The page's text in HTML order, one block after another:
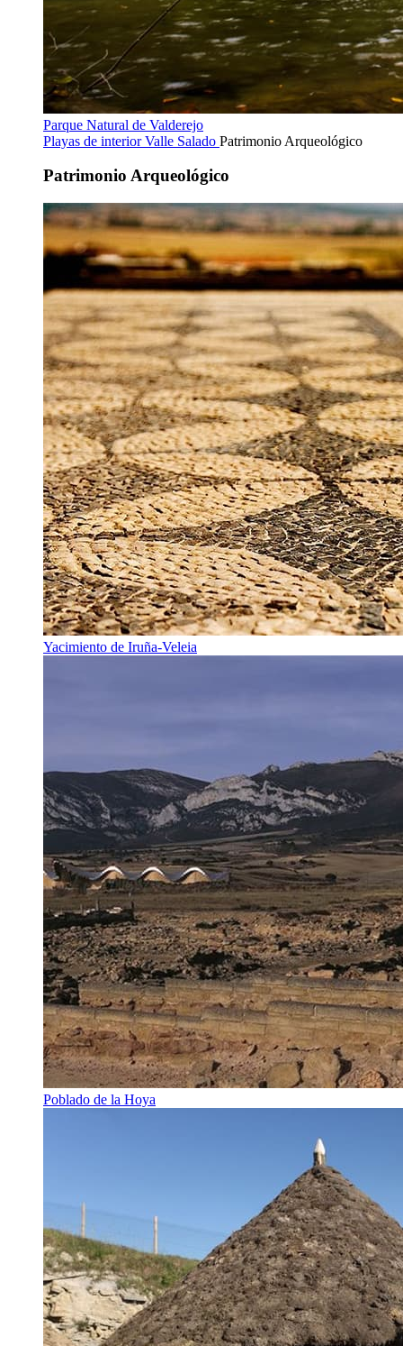
Parque Natural de Valderejo
Playas de interiorValle Salado Patrimonio Arqueológico
Patrimonio Arqueológico
Yacimiento de Iruña-Veleia
Poblado de la Hoya